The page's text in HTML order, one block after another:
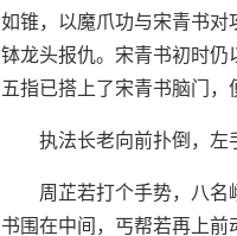
如锥，以魔爪功与宋青书对
钵龙头报仇。宋青书初时仍
五指已搭上了宋青书脑门，
执法长老向前扑倒，左
周芷若打个手势，八名
书围在中间，丐帮若再上前